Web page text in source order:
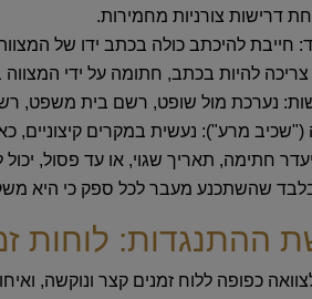
דרישות צורניות מחמירות.
חייבת להיכתב כולה בכתב ידו של
צריכה להיות בכתב, חתומה על ידי
נערכת מול שופט, רשם בית משפט, רשם
("שכיב מרע"): נעשית במקרים קיצוניים,
שהשתכנע מעבר לכל ספק כי היא
ההתנגדות: לוחות
כפופה ללוח זמנים קצר ונוקשה,